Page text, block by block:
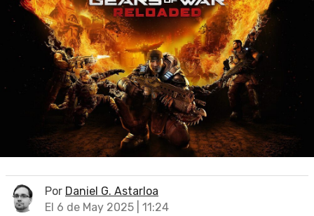
Por Daniel G. Astarloa
El 6 de May 2025 | 11:24